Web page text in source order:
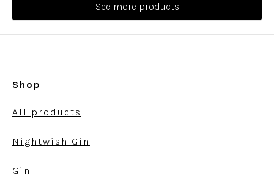
See more products
Shop
All products
Nightwish Gin
Gin